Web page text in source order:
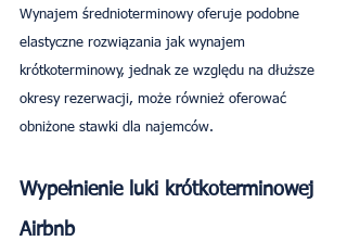
Wynajem średnioterminowy oferuje podobne
elastyczne rozwiązania jak wynajem
krótkoterminowy, jednak ze względu na dłuższe
okresy rezerwacji, może również oferować
obniżone stawki dla najemców.
Wypełnienie luki krótkoterminowej
Airbnb